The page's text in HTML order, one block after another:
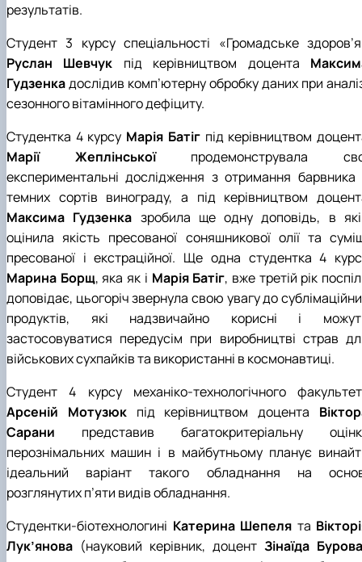
результатів.
Студент 3 курсу спеціальності «Громадське
Руслан Шевчук під керівництвом доцента
Гудзенкадослідив комп’ютерну обробку даних при
сезонного вітамінного дефіциту.
Студентка 4 курсу Марія Батігпід керівництвом
Марії Жеплінськоїпродемонструвала
експериментальні дослідження з отримання барвника
темних сортів винограду, а під керівництвом
Максима Гудзенка зробила ще одну доповідь, в
оцінила якість пресованої соняшникової олії та
пресованої і екстраційної. Ще одна студентка 4
Марина Борщ, яка як і Марія Батіг, вже третій рік
доповідає, цьогоріч звернула свою увагу до
продуктів, які надзвичайно корисні і
застосовуватися передусім при виробництві страв
військових сухпайків та використанні в космонавтиці.
Студент 4 курсу механіко-технологічного
Арсеній Мотузюкпід керівництвом доцента
Сарани представив багатокритеріальну
перознімальних машин і в майбутньому планує
ідеальний варіант такого обладнання на
розглянутих п’яти видів обладнання.
Студентки-біотехнологині Катерина Шепеля та
Лук’янова (науковий керівник, доцент Зінаїда Бурова